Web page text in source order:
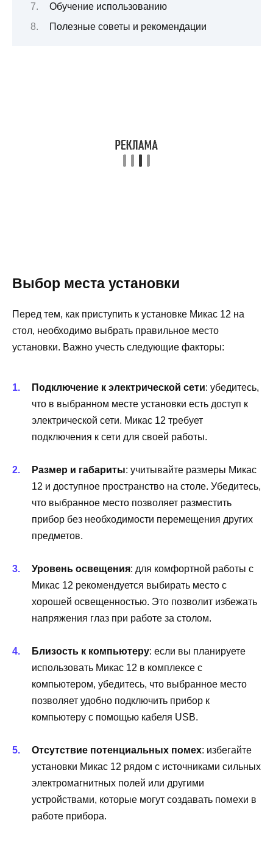
Обучение использованию
Полезные советы и рекомендации
Выбор места установки
Перед тем, как приступить к установке Микас 12 на
стол, необходимо выбрать правильное место
установки. Важно учесть следующие факторы:
Подключение к электрической сети: убедитесь,
что в выбранном месте установки есть доступ к
электрической сети. Микас 12 требует
подключения к сети для своей работы.
Размер и габариты: учитывайте размеры Микас
12 и доступное пространство на столе. Убедитесь,
что выбранное место позволяет разместить
прибор без необходимости перемещения других
предметов.
Уровень освещения: для комфортной работы с
Микас 12 рекомендуется выбирать место с
хорошей освещенностью. Это позволит избежать
напряжения глаз при работе за столом.
Близость к компьютеру: если вы планируете
использовать Микас 12 в комплексе с
компьютером, убедитесь, что выбранное место
позволяет удобно подключить прибор к
компьютеру с помощью кабеля USB.
Отсутствие потенциальных помех: избегайте
установки Микас 12 рядом с источниками сильных
электромагнитных полей или другими
устройствами, которые могут создавать помехи в
работе прибора.